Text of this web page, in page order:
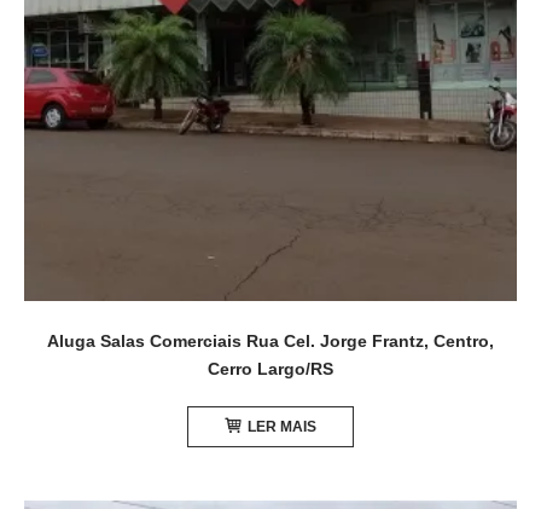
Aluga Salas Comerciais Rua Cel. Jorge Frantz, Centro,
Cerro Largo/RS
LER MAIS